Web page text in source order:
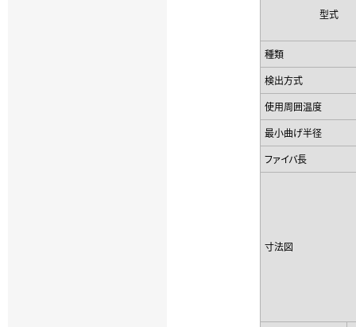
型式
種類
検出方式
使用周囲温度
最小曲げ半径
ファイバ長
寸法図